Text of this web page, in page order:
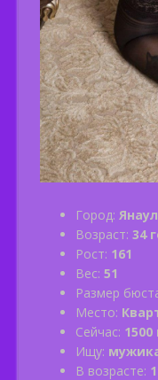
Город: Янаул
Возраст: 34
Рост: 161
Вес: 51
Размер
Место:
Сейчас:
Ищу:
В возрасте: